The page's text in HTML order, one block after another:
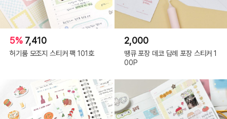
5% 7,410
허기룸 모조지 스티커 팩 101호
2,000
땡큐 포장 데코 답례 포장 스티커 1
00P